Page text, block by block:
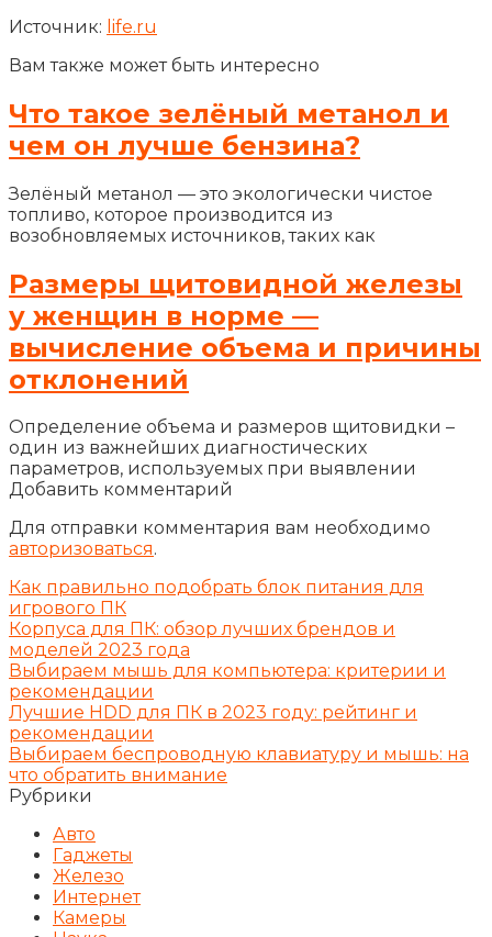
Источник: life.ru
Вам также может быть интересно
Что такое зелёный метанол и
чем он лучше бензина?
Зелёный метанол — это экологически чистое
топливо, которое производится из
возобновляемых источников, таких как
Размеры щитовидной железы
у женщин в норме —
вычисление объема и причины
отклонений
Определение объема и размеров щитовидки –
один из важнейших диагностических
параметров, используемых при выявлении
Добавить комментарий
Для отправки комментария вам необходимо
авторизоваться.
Как правильно подобрать блок питания для
игрового ПК
Корпуса для ПК: обзор лучших брендов и
моделей 2023 года
Выбираем мышь для компьютера: критерии и
рекомендации
Лучшие HDD для ПК в 2023 году: рейтинг и
рекомендации
Выбираем беспроводную клавиатуру и мышь: на
что обратить внимание
Рубрики
Авто
Гаджеты
Железо
Интернет
Камеры